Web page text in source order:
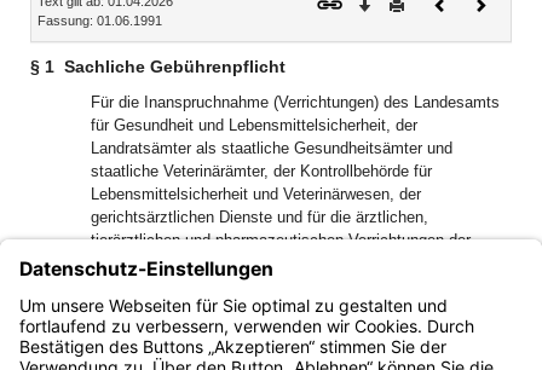
Fassung: 01.06.1991
§ 1 Sachliche Gebührenpflicht
Für die Inanspruchnahme (Verrichtungen) des Landesamts
für Gesundheit und Lebensmittelsicherheit, der
Landratsämter als staatliche Gesundheitsämter und
staatliche Veterinärämter, der Kontrollbehörde für
Lebensmittelsicherheit und Veterinärwesen, der
gerichtsärztlichen Dienste und für die ärztlichen,
tierärztlichen und pharmazeutischen Verrichtungen der
Regierungen und der Staatsministerien für Umwelt und
Verbraucherschutz sowie für Gesundheit, Pflege und
Prävention werden Gebühren und Auslagen
(Benutzungsgebühren) nach dieser Verordnung erhoben.